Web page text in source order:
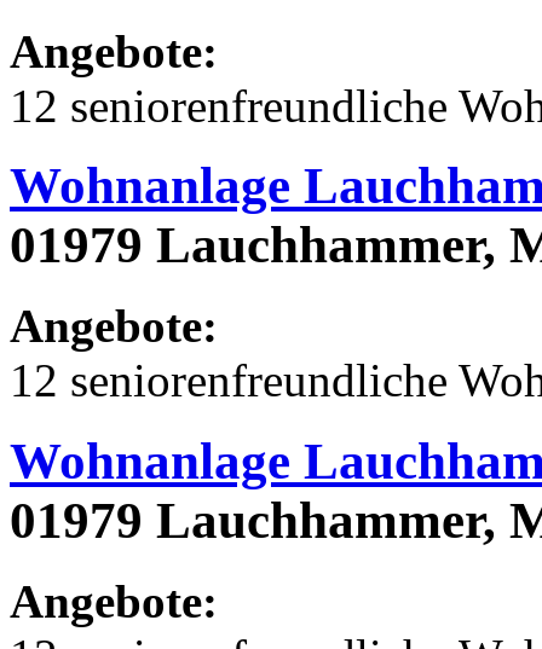
Angebote:
12 seniorenfreundliche
Wohnanlage
01979 Lauchhammer,
Angebote:
12 seniorenfreundliche
Wohnanlage
01979 Lauchhammer,
Angebote: